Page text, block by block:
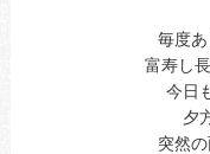
毎度あ
富寿し
今日
夕
突然